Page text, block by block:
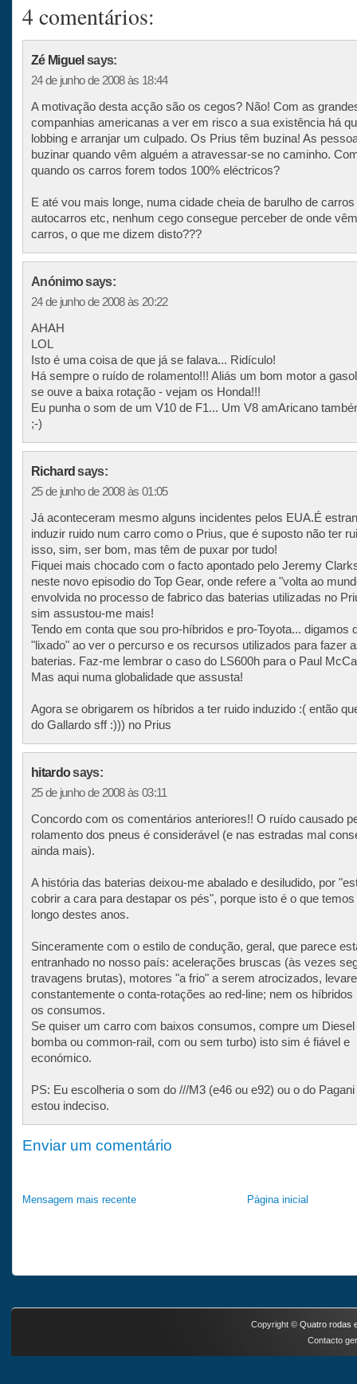
4 comentários:
Zé Miguelsays:
24 de junho de 2008 às 18:44
A motivação desta acção são os cegos? Não! Com as
companhias americanas a ver em risco a sua existência há
lobbing e arranjar um culpado. Os Prius têm buzina! As
buzinar quando vêm alguém a atravessar-se no caminho.
quando os carros forem todos 100% eléctricos?
E até vou mais longe, numa cidade cheia de barulho de carros
autocarros etc, nenhum cego consegue perceber de onde
carros, o que me dizem disto???
Anónimo says:
24 de junho de 2008 às 20:22
AHAH
LOL
Isto é uma coisa de que já se falava... Ridículo!
Há sempre o ruído de rolamento!!! Aliás um bom motor a
se ouve a baixa rotação - vejam os Honda!!!
Eu punha o som de um V10 de F1... Um V8 amAricano
;-)
Richardsays:
25 de junho de 2008 às 01:05
Já aconteceram mesmo alguns incidentes pelos EUA.É
induzir ruido num carro como o Prius, que é suposto não ter
isso, sim, ser bom, mas têm de puxar por tudo!
Fiquei mais chocado com o facto apontado pelo Jeremy
neste novo episodio do Top Gear, onde refere a "volta ao
envolvida no processo de fabrico das baterias utilizadas no
sim assustou-me mais!
Tendo em conta que sou pro-híbridos e pro-Toyota... digamos
"lixado" ao ver o percurso e os recursos utilizados para fazer
baterias. Faz-me lembrar o caso do LS600h para o Paul
Mas aqui numa globalidade que assusta!
Agora se obrigarem os híbridos a ter ruido induzido :( então
do Gallardo sff :))) no Prius
hitardosays:
25 de junho de 2008 às 03:11
Concordo com os comentários anteriores!! O ruído causado
rolamento dos pneus é considerável (e nas estradas mal
ainda mais).
A história das baterias deixou-me abalado e desiludido, por
cobrir a cara para destapar os pés", porque isto é o que temos
longo destes anos.
Sinceramente com o estilo de condução, geral, que parece
entranhado no nosso país: acelerações bruscas (às vezes
travagens brutas), motores "a frio" a serem atrocizados,
constantemente o conta-rotações ao red-line; nem os híbridos
os consumos.
Se quiser um carro com baixos consumos, compre um
bomba ou common-rail, com ou sem turbo) isto sim é fiável e
económico.
PS: Eu escolheria o som do ///M3 (e46 ou e92) ou o do
estou indeciso.
Enviar um comentário
Mensagem mais recente Página inicial
Copyright © Quatro rodas
Contacto